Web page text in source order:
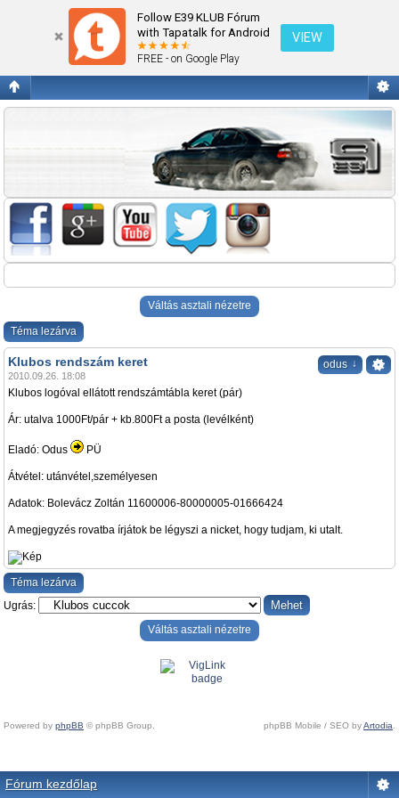
Follow E39 KLUB Fórum
with Tapatalk for Android
FREE - on Google Play
VIEW
Klubos rendszám keret
Váltás asztali nézetre
Téma lezárva
odus ↓
Klubos rendszám keret
2010.09.26. 18:08
Klubos logóval ellátott rendszámtábla keret (pár)
Ár: utalva 1000Ft/pár + kb.800Ft a posta (levélként)
Eladó: Odus PÜ
Átvétel: utánvétel,személyesen
Adatok: Bolevácz Zoltán 11600006-80000005-01666424
A megjegyzés rovatba írjátok be légyszi a nicket, hogy tudjam, ki utalt.
Téma lezárva
Ugrás:
Váltás asztali nézetre
Powered by phpBB © phpBB Group. phpBB Mobile / SEO byArtodia.
Fórum kezdőlap